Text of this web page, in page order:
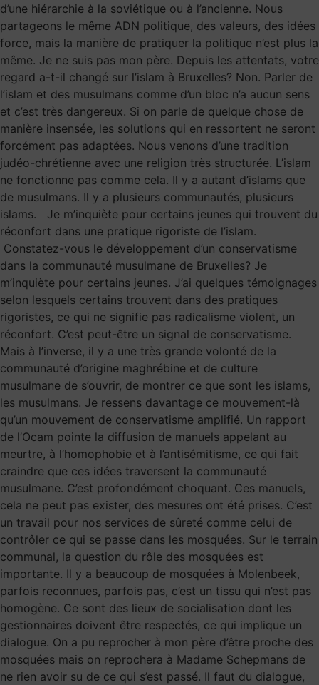
d’une hiérarchie à la soviétique ou à l’ancienne. Nous
partageons le même ADN politique, des valeurs, des idées
force, mais la manière de pratiquer la politique n’est plus la
même. Je ne suis pas mon père. Depuis les attentats, votre
regard a-t-il changé sur l’islam à Bruxelles? Non. Parler de
l’islam et des musulmans comme d’un bloc n’a aucun sens
et c’est très dangereux. Si on parle de quelque chose de
manière insensée, les solutions qui en ressortent ne seront
forcément pas adaptées. Nous venons d’une tradition
judéo-chrétienne avec une religion très structurée. L’islam
ne fonctionne pas comme cela. Il y a autant d’islams que
de musulmans. Il y a plusieurs communautés, plusieurs
islams. Je m’inquiète pour certains jeunes qui trouvent du
réconfort dans une pratique rigoriste de l’islam.
Constatez-vous le développement d’un conservatisme
dans la communauté musulmane de Bruxelles? Je
m’inquiète pour certains jeunes. J’ai quelques témoignages
selon lesquels certains trouvent dans des pratiques
rigoristes, ce qui ne signifie pas radicalisme violent, un
réconfort. C’est peut-être un signal de conservatisme.
Mais à l’inverse, il y a une très grande volonté de la
communauté d’origine maghrébine et de culture
musulmane de s’ouvrir, de montrer ce que sont les islams,
les musulmans. Je ressens davantage ce mouvement-là
qu’un mouvement de conservatisme amplifié. Un rapport
de l’Ocam pointe la diffusion de manuels appelant au
meurtre, à l’homophobie et à l’antisémitisme, ce qui fait
craindre que ces idées traversent la communauté
musulmane. C’est profondément choquant. Ces manuels,
cela ne peut pas exister, des mesures ont été prises. C’est
un travail pour nos services de sûreté comme celui de
contrôler ce qui se passe dans les mosquées. Sur le terrain
communal, la question du rôle des mosquées est
importante. Il y a beaucoup de mosquées à Molenbeek,
parfois reconnues, parfois pas, c’est un tissu qui n’est pas
homogène. Ce sont des lieux de socialisation dont les
gestionnaires doivent être respectés, ce qui implique un
dialogue. On a pu reprocher à mon père d’être proche des
mosquées mais on reprochera à Madame Schepmans de
ne rien avoir su de ce qui s’est passé. Il faut du dialogue,